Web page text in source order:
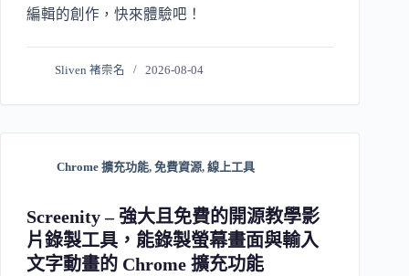
編輯的創作，快來體驗吧！
Sliven 褚崇名 2026-08-04
Chrome 擴充功能, 免費資源, 線上工具
Screenity – 強大且免費的開源教學影
片錄製工具，能錄製螢幕畫面與輸入
文字動畫的 Chrome 擴充功能